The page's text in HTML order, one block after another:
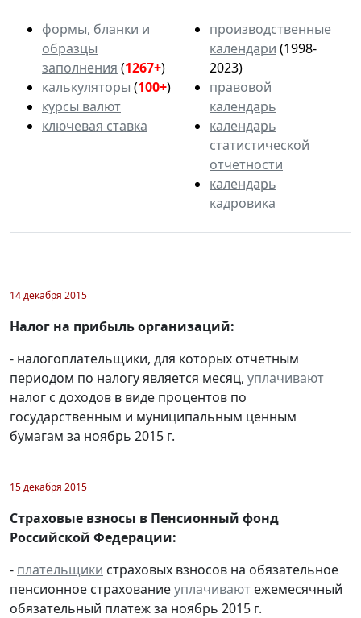
формы, бланки и
образцы
заполнения (1267+)
калькуляторы (100+)
курсы валют
ключевая ставка
производственные
календари (1998-
2023)
правовой
календарь
календарь
статистической
отчетности
календарь
кадровика
14 декабря 2015
Налог на прибыль организаций:
- налогоплательщики, для которых отчетным
периодом по налогу является месяц, уплачивают
налог с доходов в виде процентов по
государственным и муниципальным ценным
бумагам за ноябрь 2015 г.
15 декабря 2015
Страховые взносы в Пенсионный фонд
Российской Федерации:
- плательщики страховых взносов на обязательное
пенсионное страхованиеуплачивают ежемесячный
обязательный платеж за ноябрь 2015 г.